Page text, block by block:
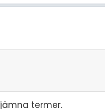
termer.